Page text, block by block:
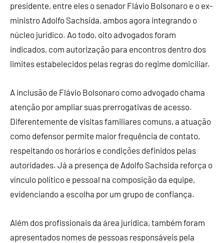
presidente, entre eles o senador Flávio Bolsonaro e o ex-
ministro Adolfo Sachsida, ambos agora integrando o
núcleo jurídico. Ao todo, oito advogados foram
indicados, com autorização para encontros dentro dos
limites estabelecidos pelas regras do regime domiciliar.
A inclusão de Flávio Bolsonaro como advogado chama
atenção por ampliar suas prerrogativas de acesso.
Diferentemente de visitas familiares comuns, a atuação
como defensor permite maior frequência de contato,
respeitando os horários e condições definidos pelas
autoridades. Já a presença de Adolfo Sachsida reforça o
vínculo político e pessoal na composição da equipe,
evidenciando a escolha por um grupo de confiança.
Além dos profissionais da área jurídica, também foram
apresentados nomes de pessoas responsáveis pela